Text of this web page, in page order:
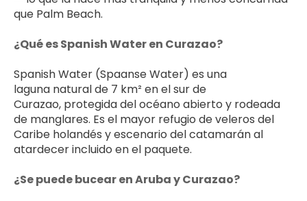
que Palm Beach.
¿Qué es Spanish Water en Curazao?
Spanish Water (Spaanse Water) es una
laguna natural de 7 km² en el sur de
Curazao, protegida del océano abierto y rodeada
de manglares. Es el mayor refugio de veleros del
Caribe holandés y escenario del catamarán al
atardecer incluido en el paquete.
¿Se puede bucear en Aruba y Curazao?